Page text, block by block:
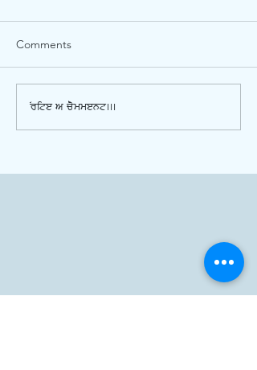
Comments
Write a comment...